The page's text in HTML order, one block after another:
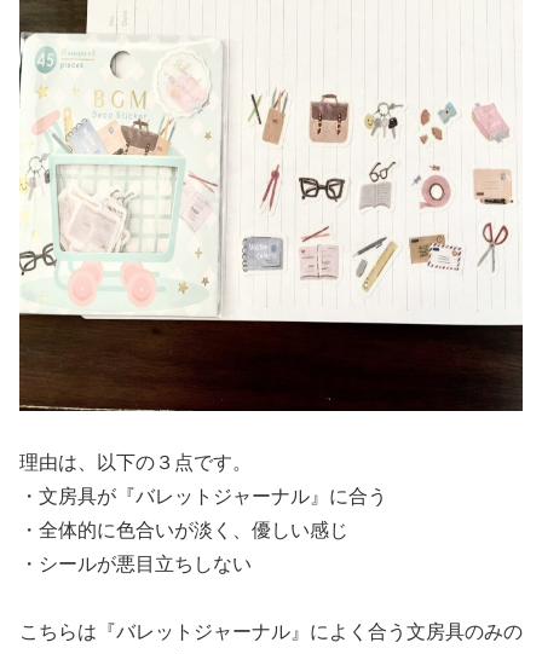
理由は、以下の３点です。
・文房具が『バレットジャーナル』に合う
・全体的に色合いが淡く、優しい感じ
・シールが悪目立ちしない
こちらは『バレットジャーナル』によく合う文房具のみの